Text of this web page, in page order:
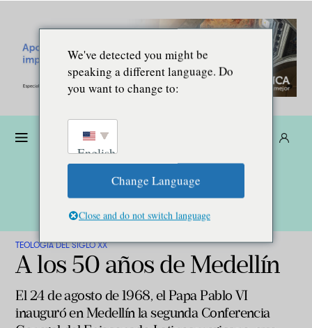
TEOLOGÍA DEL SIGLO XX
A los 50 años de Medellín
El 24 de agosto de 1968, el Papa Pablo VI
inauguró en Medellín la segunda Conferencia
We've detected you might be
speaking a different language. Do
you want to change to:
English
Change Language
Close and do not switch language